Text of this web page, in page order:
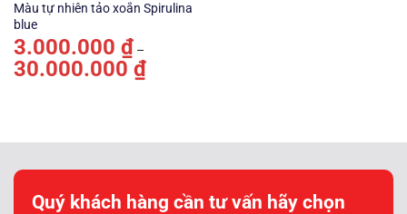
Màu tự nhiên tảo xoắn Spirulina
blue
3.000.000 ₫ –
30.000.000 ₫Khoảng
giá:
Quý khách hàng cần tư vấn hãy chọn